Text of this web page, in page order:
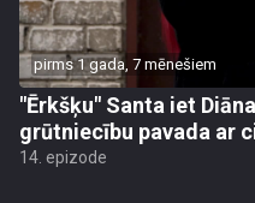
pirms 1 gada, 7 mēnešiem
"Ērkšķu" Santa iet
grūtniecību pavada ar
14. epizode